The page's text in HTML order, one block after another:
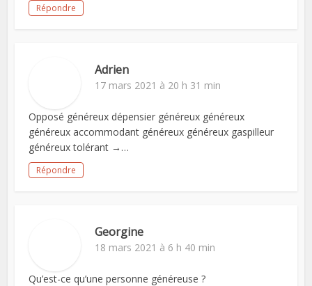
Répondre
Adrien
17 mars 2021 à 20 h 31 min
Opposé généreux dépensier généreux généreux
généreux accommodant généreux généreux gaspilleur
généreux tolérant →…
Répondre
Georgine
18 mars 2021 à 6 h 40 min
Qu’est-ce qu’une personne généreuse ?